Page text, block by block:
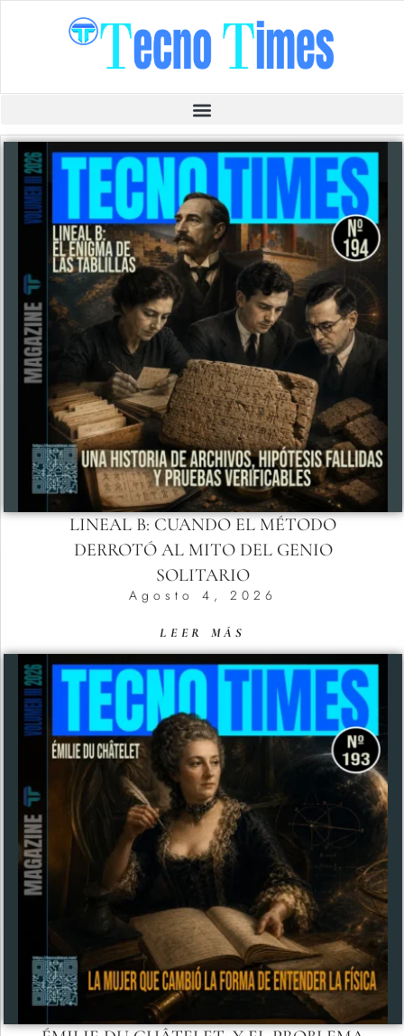
LINEAL B: CUANDO EL MÉTODO
DERROTÓ AL MITO DEL GENIO
SOLITARIO
Agosto 4, 2026
LEER MÁS